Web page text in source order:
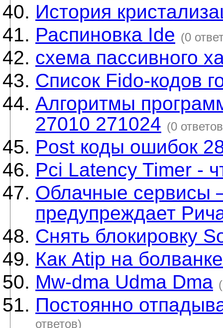
История
Распиновка Ide (0
схема пассивного
Список Fido-кодов
Алгоритмы
27010 271024 (0
Post коды ошибок
Pci Latency Timer -
Облачные сервисы
предупреждает
Снять блокировку
Как Atip на
Mw-dma Udma Dma
Постоянно